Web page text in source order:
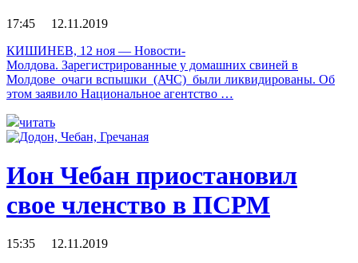
17:45 12.11.2019
КИШИНЕВ, 12 ноя — Новости-
Молдова. Зарегистрированные у домашних свиней в
Молдове очаги вспышки (АЧС) были ликвидированы. Об
этом заявило Национальное агентство …
читать
Ион Чебан приостановил
свое членство в ПСРМ
15:35 12.11.2019